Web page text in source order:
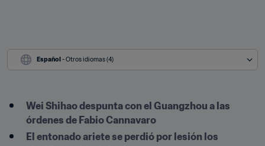
Español - Otros idiomas (4)
Wei Shihao despunta con el Guangzhou a las
órdenes de Fabio Cannavaro
El entonado ariete se perdió por lesión los